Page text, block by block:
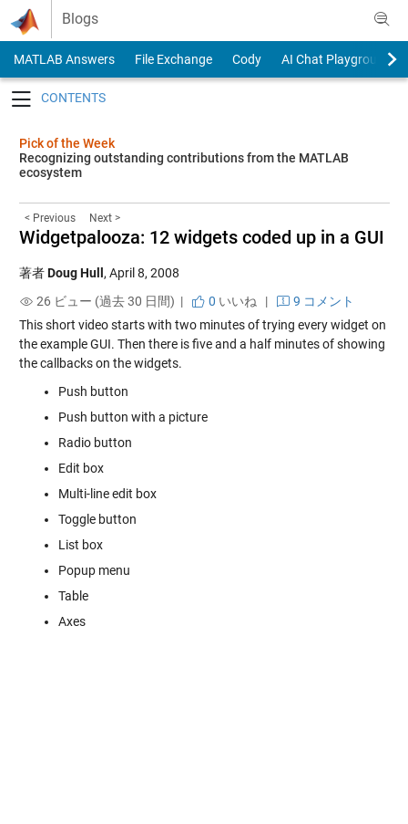
Skip to content
Blogs
MATLAB Answers File Exchange Cody
AI Chat Playground
Pick of the Week
Recognizing outstanding contributions from the MATLAB
ecosystem
< Previous Next >
Widgetpalooza: 12 widgets coded up in a GUI
著者Doug Hull , April 8, 2008
26 ビュー (過去 30 日間) |
0 いいね |
9 コメント
This short video starts with two minutes of trying every widget on
the example GUI. Then there is five and a half minutes of showing
the callbacks on the widgets.
Push button
Push button with a picture
Radio button
Edit box
Multi-line edit box
Toggle button
List box
Popup menu
Table
Axes